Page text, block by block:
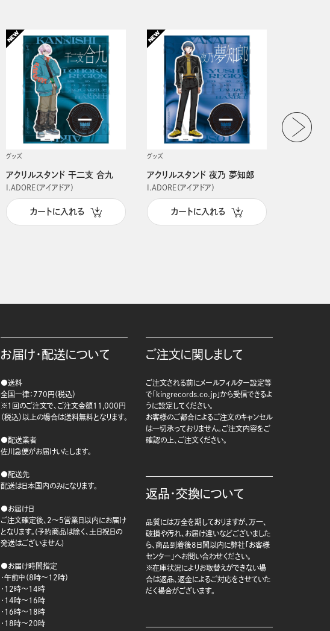
グッズ
アクリルスタンド 干二支 合九
I.ADORE（アイアドア）
カートに入れる
グッズ
アクリルスタンド 夜乃 夢知郎
I.ADORE（アイアドア）
カートに入れる
お届け・配送について
●送料
全国一律：770円（税込）
※1回のご注文で、ご注文金額11,000円
（税込）以上の場合は送料無料となります。
●配送業者
佐川急便がお届けいたします。
●配送先
配送は日本国内のみになります。
●お届け日
ご注文確定後、2～5営業日以内にお届け
となります。(予約商品は除く、土日祝日の
発送はございません)
●お届け時間指定
・午前中（8時～12時）
・12時～14時
・14時～16時
・16時～18時
・18時～20時
ご注文に関しまして
ご注文される前にメールフィルター設定等
で「kingrecords.co.jp」から受信できるよ
うに設定してください。
お客様のご都合によるご注文のキャンセル
は一切承っておりません。ご注文内容をご
確認の上、ご注文ください。
返品・交換について
品質には万全を期しておりますが、万一、
破損や汚れ、お届け違いなどございました
ら、商品到着後8日間以内に弊社「お客様
センター」へお問い合わせください。
※在庫状況によりお取替えができない場
合は返品、返金によるご対応をさせていた
だく場合がございます。